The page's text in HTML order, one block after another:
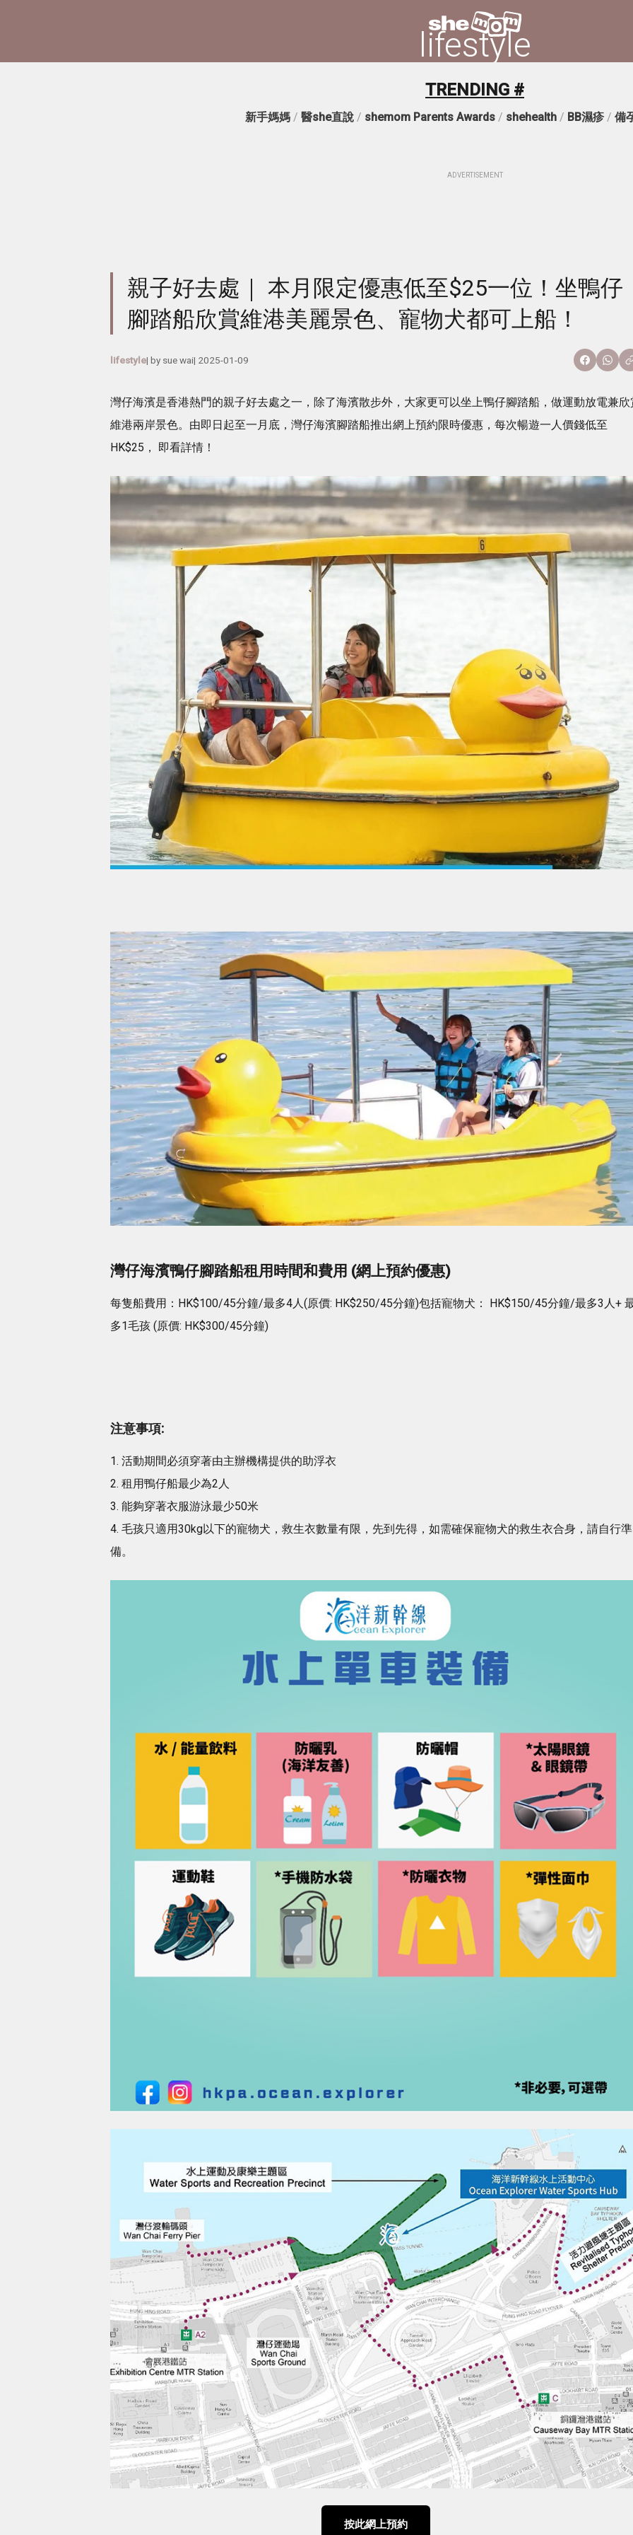
lifestyle
TRENDING #
新手媽媽 / 醫she直說 / shemom Parents Awards / shehealth / BB濕疹 / 備
ADVERTISEMENT
親子好去處｜ 本月限定優惠低至$25一位！坐鴨仔
腳踏船欣賞維港美麗景色、寵物犬都可上船！
lifestyle| by sue wai| 2025-01-09
灣仔海濱是香港熱門的親子好去處之一，除了海濱散步外，大家更可以坐上鴨仔腳踏船，做運動放電兼欣
維港兩岸景色。由即日起至一月底，灣仔海濱腳踏船推出網上預約限時優惠，每次暢遊一人價錢低至
HK$25， 即看詳情！
灣仔海濱鴨仔腳踏船租用時間和費用 (網上預約優惠)
每隻船費用：HK$100/45分鐘/最多4人(原價: HK$250/45分鐘)包括寵物犬： HK$150/45分鐘/最多3人+
多1毛孩 (原價: HK$300/45分鐘)
注意事項:
1. 活動期間必須穿著由主辦機構提供的助浮衣
2. 租用鴨仔船最少為2人
3. 能夠穿著衣服游泳最少50米
4. 毛孩只適用30kg以下的寵物犬，救生衣數量有限，先到先得，如需確保寵物犬的救生衣合身，請自行準
備。
按此網上預約